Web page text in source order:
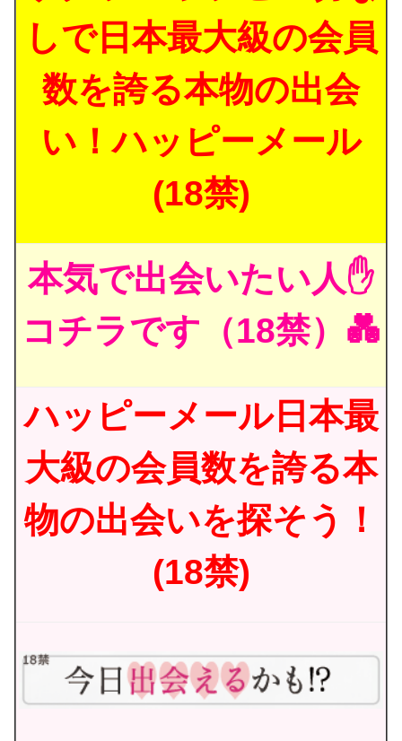
しで日本最大級の会員
数を誇る本物の出会
い！ハッピーメール
(18禁)
本気で出会いたい人✋
コチラです（18禁）💑
ハッピーメール日本最
大級の会員数を誇る本
物の出会いを探そう！
(18禁)